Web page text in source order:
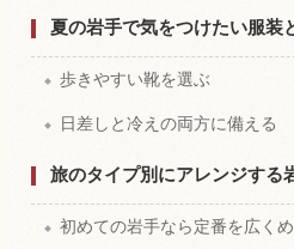
夏の岩手で気をつけたい服装
歩きやすい靴を選ぶ
日差しと冷えの両方に備える
旅のタイプ別にアレンジする
初めての岩手なら定番を広く